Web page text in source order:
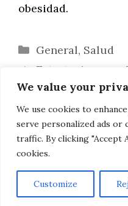
We value your
We use cookies to
serve personalized ads or
traffic. By clicking "Accept
cookies.
Customize
obesidad.
Categorías
General, Salud
Estrategias para
Saludable al Comer
Guía para Crear
Atractivos para
AVISO LEGAL,